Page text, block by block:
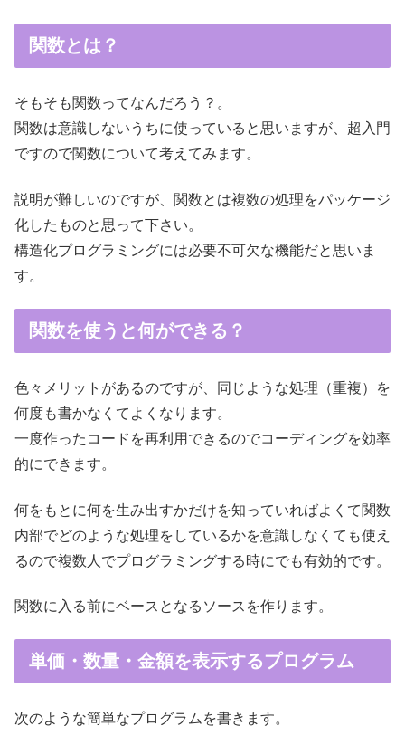
関数とは？
そもそも関数ってなんだろう？。
関数は意識しないうちに使っていると思いますが、超入門
ですので関数について考えてみます。
説明が難しいのですが、関数とは複数の処理をパッケージ
化したものと思って下さい。
構造化プログラミングには必要不可欠な機能だと思いま
す。
関数を使うと何ができる？
色々メリットがあるのですが、同じような処理（重複）を
何度も書かなくてよくなります。
一度作ったコードを再利用できるのでコーディングを効率
的にできます。
何をもとに何を生み出すかだけを知っていればよくて関数
内部でどのような処理をしているかを意識しなくても使え
るので複数人でプログラミングする時にでも有効的です。
関数に入る前にベースとなるソースを作ります。
単価・数量・金額を表示するプログラム
次のような簡単なプログラムを書きます。